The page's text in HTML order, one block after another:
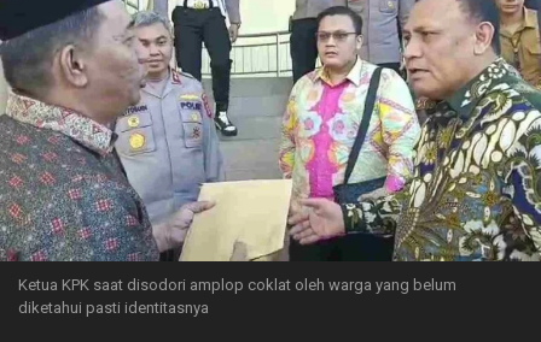
Ketua KPK saat disodori amplop coklat oleh warga yang belum
diketahui pasti identitasnya